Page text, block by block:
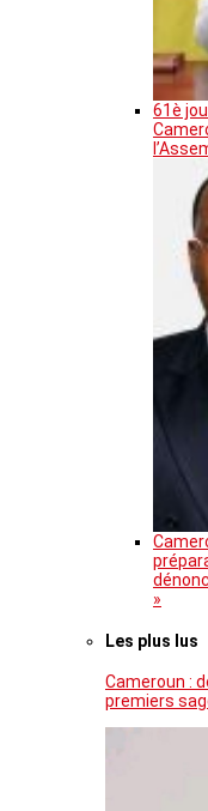
61è
»
Les plus lus
Cameroun :
premiers